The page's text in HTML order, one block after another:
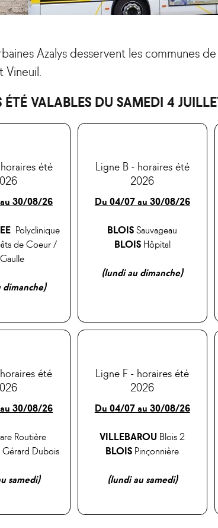
Azalys desservent les communes
Vineuil.
ÉTÉ VALABLES DU SAMEDI 4
été
30/08/26
Polyclinique
de Coeur /
dimanche)
Ligne B - horaires été
2026
Du 04/07 au 30/08/26
BLOISSauvageau
BLOIS Hôpital
(lundi au dimanche)
été
30/08/26
Routière
Gérard Dubois
samedi)
Ligne F - horaires été
2026
Du 04/07 au 30/08/26
VILLEBAROU Blois 2
BLOIS Pinçonnière
(lundi au samedi)